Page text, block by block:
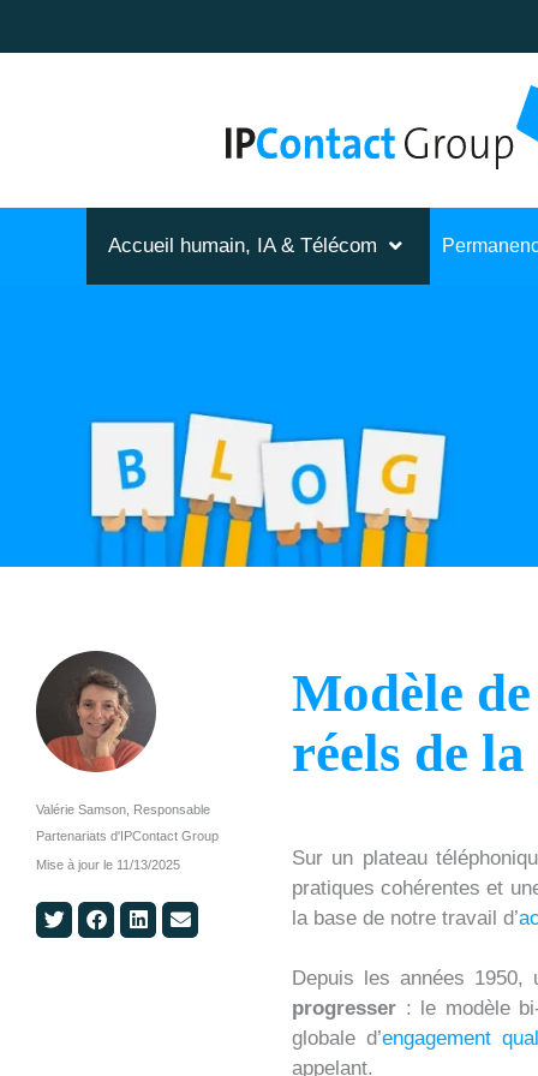
Accueil humain, IA & Télécom
Valérie Samson, Responsable
Partenariats d'IPContact Group
Mise à jour le 11/13/2025
S
h
S
h
S
h
S
h
Modèle
réels de
Sur un plateau
pratiques cohérentes et
la base de notre travail d’
Depuis les années
progresser : le modèle
globale d’engagement
appelant.